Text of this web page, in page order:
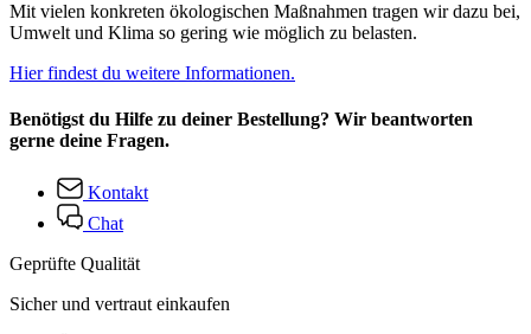
Mit vielen konkreten ökologischen Maßnahmen tragen wir dazu bei,
Umwelt und Klima so gering wie möglich zu belasten.
Hier findest du weitere Informationen.
Benötigst du Hilfe zu deiner Bestellung? Wir beantworten
gerne deine Fragen.
Kontakt
Chat
Geprüfte Qualität
Sicher und vertraut einkaufen